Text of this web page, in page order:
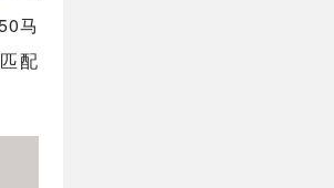
马
配